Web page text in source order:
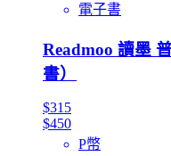
電子書
Readmoo 讀墨
書）
$315
$450
P幣